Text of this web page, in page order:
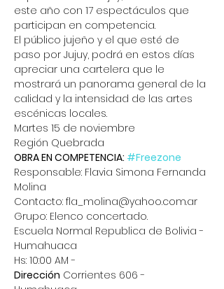
este año con 17 espectáculos que
participan en competencia.
El público jujeño y el que esté de
paso por Jujuy, podrá en estos días
apreciar una cartelera que le
mostrará un panorama general de la
calidad y la intensidad de las artes
escénicas locales.
Martes 15 de noviembre
Región Quebrada
OBRA EN COMPETENCIA: #Freezone
Responsable: Flavia Simona Fernanda
Molina
Contacto: fla_molina@yahoo.com.ar
Grupo: Elenco concertado.
Escuela Normal Republica de Bolivia -
Humahuaca
Hs: 10:00 AM -
Dirección Corrientes 606 -